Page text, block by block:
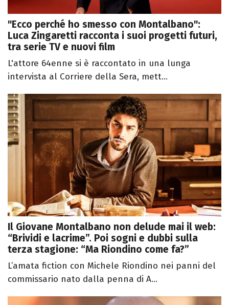
"Ecco perché ho smesso con Montalbano":
Luca Zingaretti racconta i suoi progetti futuri,
tra serie TV e nuovi film
L'attore 64enne si è raccontato in una lunga
intervista al Corriere della Sera, mett...
Il Giovane Montalbano non delude mai il web:
“Brividi e lacrime”. Poi sogni e dubbi sulla
terza stagione: “Ma Riondino come fa?”
L’amata fiction con Michele Riondino nei panni del
commissario nato dalla penna di A...